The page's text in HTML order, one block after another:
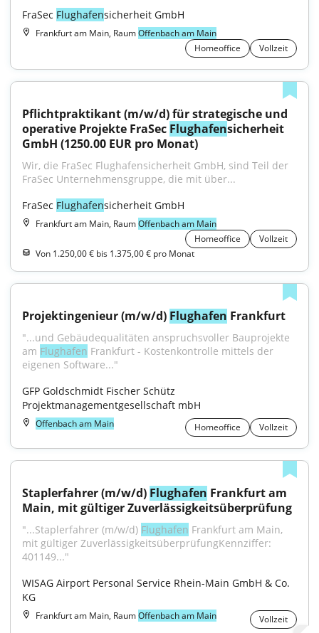
FraSec Flughafensicherheit GmbH
Frankfurt am Main, RaumOffenbach am Main
Homeoffice
Vollzeit
Pflichtpraktikant (m/w/d) für strategische und
operative Projekte FraSec Flughafensicherheit
GmbH (1250.00 EUR pro Monat)
Wir, die FraSec Flughafensicherheit GmbH, sind Teil der
FraSec Unternehmensgruppe, die mit über...
FraSec Flughafensicherheit GmbH
Frankfurt am Main, RaumOffenbach am Main
Homeoffice
Vollzeit
Von 1.250,00 € bis 1.375,00 € pro Monat
Projektingenieur (m/w/d) Flughafen Frankfurt
"...und Gebäudequalitäten anspruchsvoller Bauprojekte
am Flughafen Frankfurt - Kostenkontrolle mittels der
eigenen Software..."
GFP Goldschmidt Fischer Schütz
Projektmanagementgesellschaft mbH
Offenbach am Main Homeoffice Vollzeit
Staplerfahrer (m/w/d) Flughafen Frankfurt am
Main, mit gültiger Zuverlässigkeitsüberprüfung
"...Staplerfahrer (m/w/d) Flughafen Frankfurt am Main,
mit gültiger ZuverlässigkeitsüberprüfungKennziffer:
401149..."
WISAG Airport Personal Service Rhein-Main GmbH & Co.
KG
Frankfurt am Main, RaumOffenbach am Main Vollzeit